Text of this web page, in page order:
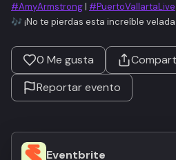
#AmyArmstrong| #PuertoVallartaLive
🎶 ¡No te pierdas esta increíble
0 Me gusta
Reportar evento
Eventbrite